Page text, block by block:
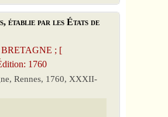
établie par les États de
; [
1760
Rennes, 1760, XXXII-